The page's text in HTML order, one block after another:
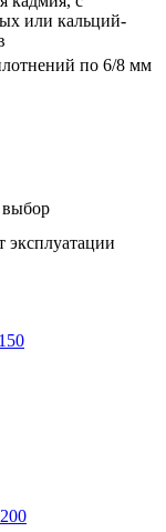
или кальций-
по 6/8 мм
эксплуатации